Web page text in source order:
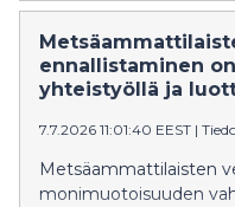
tutkitusti vahvasti
Metsäammattilaisille
luontoa vaalitaan
identiteettiä.
ennallistaminen
yhteistyöllä ja
7.7.2026 11:01:40 EEST |
Metsäammattilaisten
monimuotoisuuden